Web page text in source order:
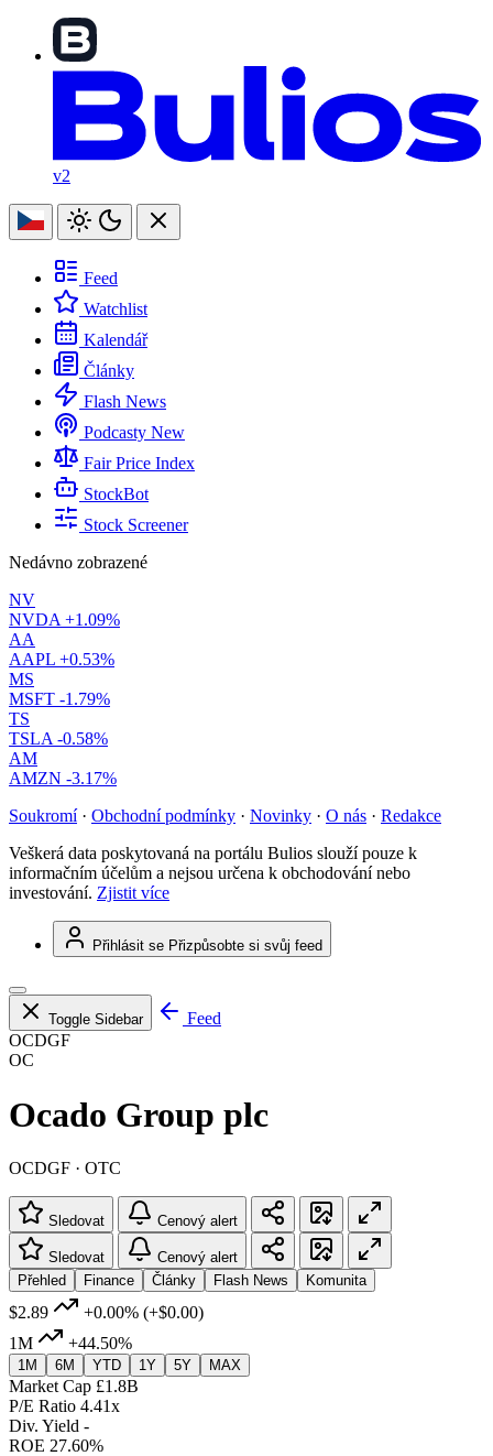
v2
Feed
Watchlist
Kalendář
Články
Flash News
Podcasty New
Fair Price Index
StockBot
Stock Screener
Nedávno zobrazené
NV
NVDA +1.09%
AA
AAPL +0.53%
MS
MSFT -1.79%
TS
TSLA -0.58%
AM
AMZN -3.17%
Soukromí · Obchodní podmínky · Novinky · O nás · Redakce
Veškerá data poskytovaná na portálu Bulios slouží pouze k
informačním účelům a nejsou určena k obchodování nebo
investování. Zjistit více
Přihlásit se Přizpůsobte si svůj feed
Toggle Sidebar
Feed
OCDGF
OC
Ocado Group plc
OCDGF · OTC
Sledovat Cenový alert
Sledovat
Cenový alert
Přehled
Finance Články Flash News Komunita
$2.89 +0.00% (+$0.00)
1M
+44.50%
1M 6M YTD 1Y 5Y MAX
Market Cap £1.8B
P/E Ratio 4.41x
Div. Yield -
ROE 27.60%